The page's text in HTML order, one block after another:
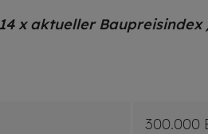
x aktueller Baupreisindex
300.000